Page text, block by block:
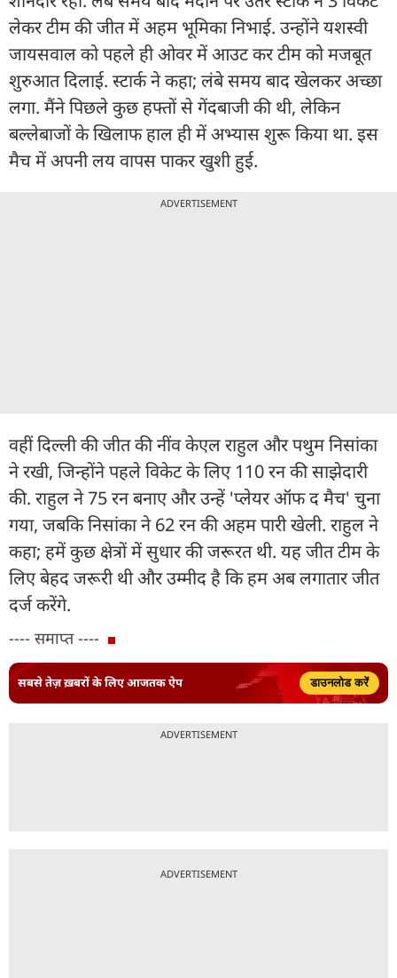
लेकर टीम की जीत में अहम भूमिका निभाई. उन्होंने यशस्वी
जायसवाल को पहले ही ओवर में आउट कर टीम को मजबूत
शुरुआत दिलाई. स्टार्क ने कहा; लंबे समय बाद खेलकर अच्छा
लगा. मैंने पिछले कुछ हफ्तों से गेंदबाजी की थी, लेकिन
बल्लेबाजों के खिलाफ हाल ही में अभ्यास शुरू किया था. इस
मैच में अपनी लय वापस पाकर खुशी हुई.
ADVERTISEMENT
वहीं दिल्ली की जीत की नींव केएल राहुल और पथुम निसांका
ने रखी, जिन्होंने पहले विकेट के लिए 110 रन की साझेदारी
की. राहुल ने 75 रन बनाए और उन्हें 'प्लेयर ऑफ द मैच' चुना
गया, जबकि निसांका ने 62 रन की अहम पारी खेली. राहुल ने
कहा; हमें कुछ क्षेत्रों में सुधार की जरूरत थी. यह जीत टीम के
लिए बेहद जरूरी थी और उम्मीद है कि हम अब लगातार जीत
दर्ज करेंगे.
---- समाप्त ----
सबसे तेज़ ख़बरों के लिए आजतक ऐप डाउनलोड करें
ADVERTISEMENT
ADVERTISEMENT